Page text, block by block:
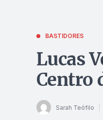
BASTIDORES
Lucas
Centro
Sarah Teófilo